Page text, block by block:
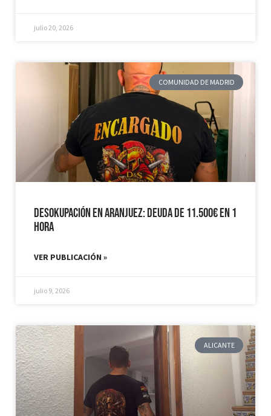
julio 20, 2026
COMUNIDAD DE MADRID
Desokupación en Aranjuez: Deuda de 11.500€ en 1
hora
VER PUBLICACIÓN »
julio 9, 2026
ALICANTE